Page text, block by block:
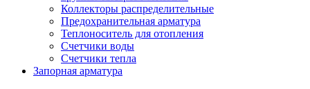
Коллекторы распределительные
Предохранительная арматура
Теплоноситель для отопления
Счетчики воды
Счетчики тепла
Запорная арматура